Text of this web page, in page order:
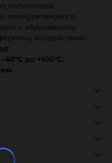
полиэстера.
полиуретанового
к абразивному
воздействию.
.
-40°С до +100°С.
мм.